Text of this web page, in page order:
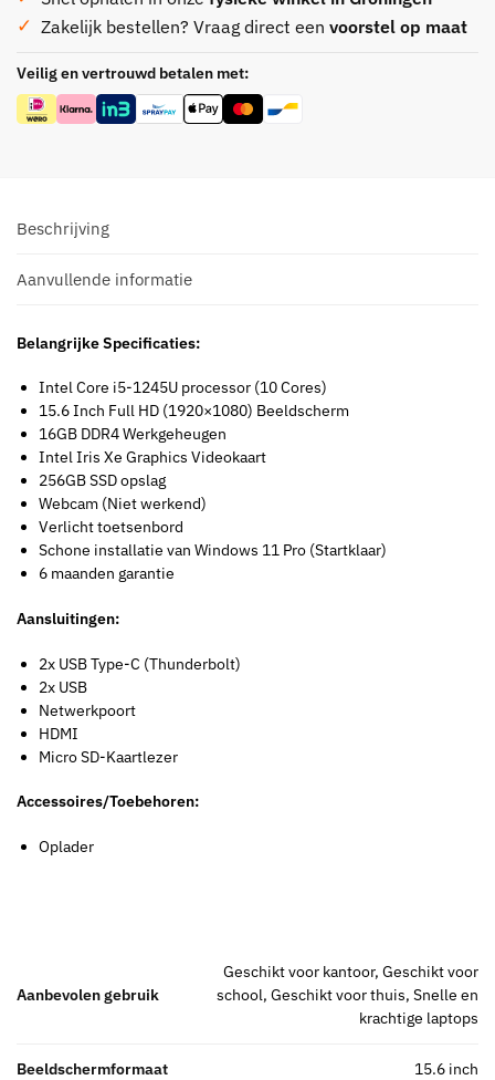
Zakelijk bestellen? Vraag direct een voorstel op maat
Veilig en vertrouwd betalen met:
Beschrijving
Aanvullende informatie
Belangrijke Specificaties:
Intel Core i5-1245U processor (10 Cores)
15.6 Inch Full HD (1920×1080) Beeldscherm
16GB DDR4 Werkgeheugen
Intel Iris Xe Graphics Videokaart
256GB SSD opslag
Webcam (Niet werkend)
Verlicht toetsenbord
Schone installatie van Windows 11 Pro (Startklaar)
6 maanden garantie
Aansluitingen:
2x USB Type-C (Thunderbolt)
2x USB
Netwerkpoort
HDMI
Micro SD-Kaartlezer
Accessoires/Toebehoren:
Oplader
Aanbevolen gebruik
Geschikt voor kantoor, Geschikt voor
school, Geschikt voor thuis, Snelle en
krachtige laptops
Beeldschermformaat 15.6 inch